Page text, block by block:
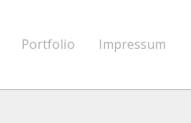
Portfolio Impressum